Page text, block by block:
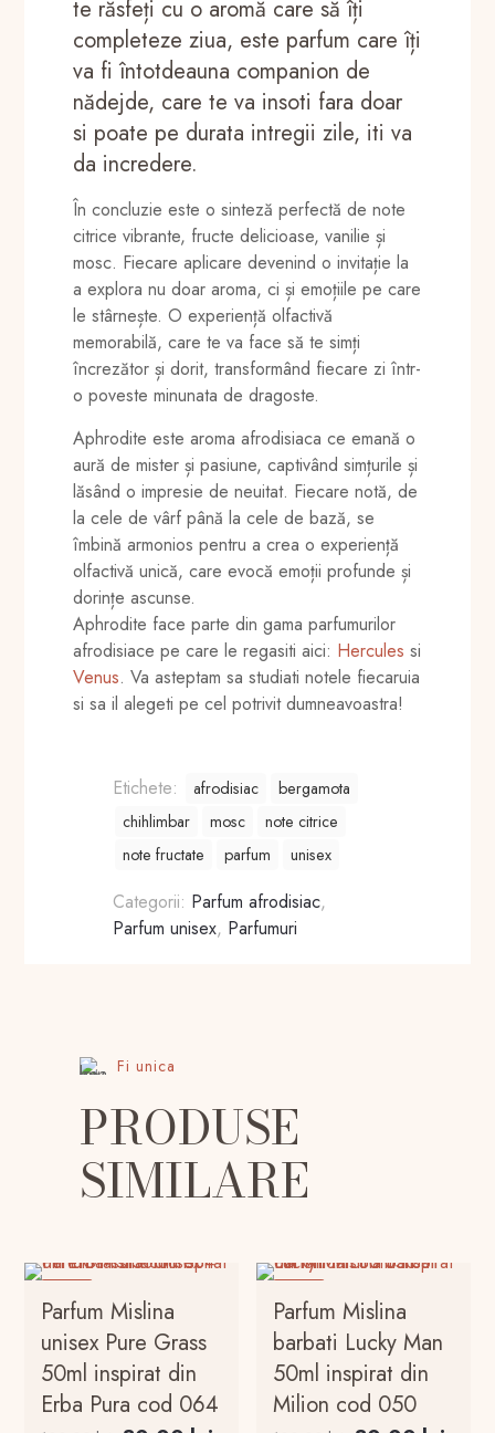
te răsfeți cu o aromă care să îți
completeze ziua, este parfum care îți
va fi întotdeauna companion de
nădejde, care te va insoti fara doar
si poate pe durata intregii zile, iti va
da incredere.
În concluzie este o sinteză perfectă de note
citrice vibrante, fructe delicioase, vanilie și
mosc. Fiecare aplicare devenind o invitație la
a explora nu doar aroma, ci și emoțiile pe care
le stârnește. O experiență olfactivă
memorabilă, care te va face să te simți
încrezător și dorit, transformând fiecare zi într-
o poveste minunata de dragoste.
Aphrodite este aroma afrodisiaca ce emană o
aură de mister și pasiune, captivând simțurile și
lăsând o impresie de neuitat. Fiecare notă, de
la cele de vârf până la cele de bază, se
îmbină armonios pentru a crea o experiență
olfactivă unică, care evocă emoții profunde și
dorințe ascunse.
Aphrodite face parte din gama parfumurilor
afrodisiace pe care le regasiti aici: Hercules si
Venus. Va asteptam sa studiati notele fiecaruia
si sa il alegeti pe cel potrivit dumneavoastra!
Etichete: afrodisiac
bergamota
chihlimbar
mosc
note citrice
note fructate
parfum unisex
Categorii: Parfum afrodisiac,
Parfum unisex, Parfumuri
Fi unica
PRODUSE
SIMILARE
Parfum Mislina
unisex Pure Grass
50ml inspirat din
Erba Pura cod 064
Parfum Mislina
barbati Lucky Man
50ml inspirat din
Milion cod 050